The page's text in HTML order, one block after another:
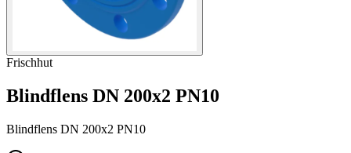
Frischhut
Blindflens DN 200x2 PN10
Blindflens DN 200x2 PN10